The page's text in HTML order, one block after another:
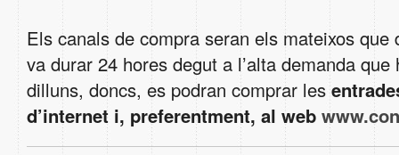
Els canals de compra seran els mateixos
va durar 24 hores degut a l’alta demanda
dilluns, doncs, es podran comprar les
d’internet i, preferentment, al web